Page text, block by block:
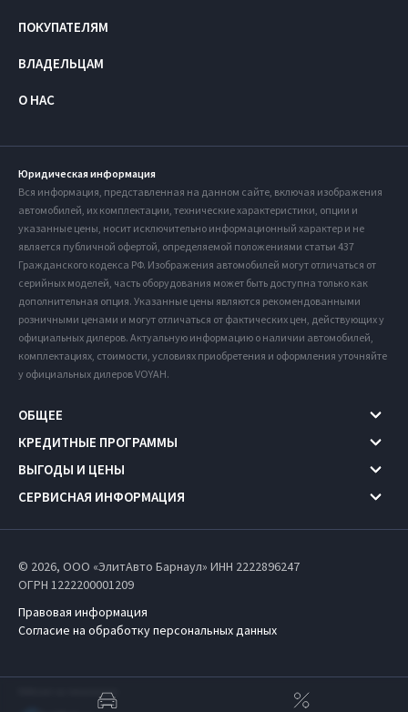
ПОКУПАТЕЛЯМ
ВЛАДЕЛЬЦАМ
О НАС
Юридическая информация
Вся информация, представленная на данном сайте, включая изображения
автомобилей, их комплектации, технические характеристики, опции и
указанные цены, носит исключительно информационный характер и не
является публичной офертой, определяемой положениями статьи 437
Гражданского кодекса РФ. Изображения автомобилей могут отличаться от
серийных моделей, часть оборудования может быть доступна только как
дополнительная опция. Указанные цены являются рекомендованными
розничными ценами и могут отличаться от фактических цен, действующих у
официальных дилеров. Актуальную информацию о наличии автомобилей,
комплектациях, стоимости, условиях приобретения и оформления уточняйте
у официальных дилеров VOYAH.
ОБЩЕЕ
КРЕДИТНЫЕ ПРОГРАММЫ
ВЫГОДЫ И ЦЕНЫ
СЕРВИСНАЯ ИНФОРМАЦИЯ
© 2026, ООО «ЭлитАвто Барнаул» ИНН 2222896247
ОГРН 1222200001209
Правовая информация
Согласие на обработку персональных данных
Работает на технологиях